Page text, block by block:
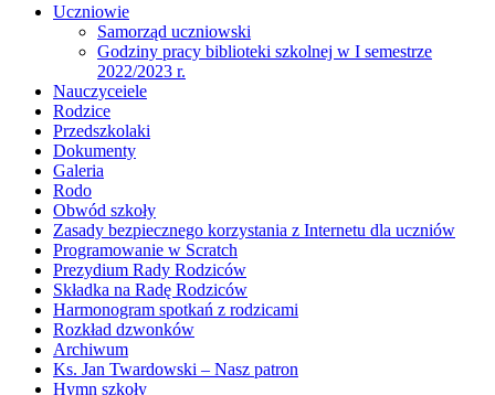
Uczniowie
Samorząd uczniowski
Godziny pracy biblioteki szkolnej w I semestrze
2022/2023 r.
Nauczyceiele
Rodzice
Przedszkolaki
Dokumenty
Galeria
Rodo
Obwód szkoły
Zasady bezpiecznego korzystania z Internetu dla uczniów
Programowanie w Scratch
Prezydium Rady Rodziców
Składka na Radę Rodziców
Harmonogram spotkań z rodzicami
Rozkład dzwonków
Archiwum
Ks. Jan Twardowski – Nasz patron
Hymn szkoły